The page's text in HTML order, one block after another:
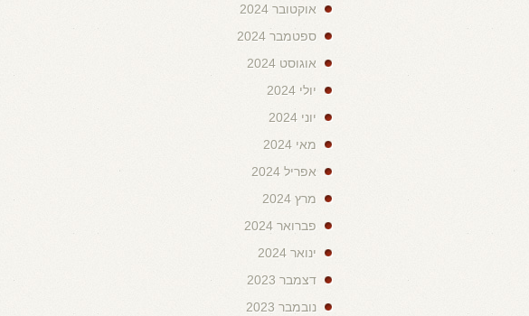
אוקטובר 2024
ספטמבר 2024
אוגוסט 2024
יולי 2024
יוני 2024
מאי 2024
אפריל 2024
מרץ 2024
פברואר 2024
ינואר 2024
דצמבר 2023
נובמבר 2023